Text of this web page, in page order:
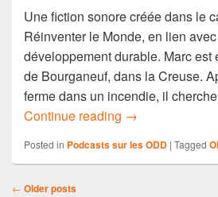
Une fiction sonore créée dans le
Réinventer le Monde, en lien
développement durable. Marc est
de Bourganeuf, dans la Creuse.
ferme dans un incendie, il cherche
Continue reading Fiction sonore –
→
Posted in Podcasts sur les ODD | Tagged
Post
← Older posts